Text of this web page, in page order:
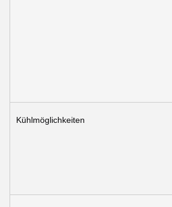
Kühlmöglichkeiten